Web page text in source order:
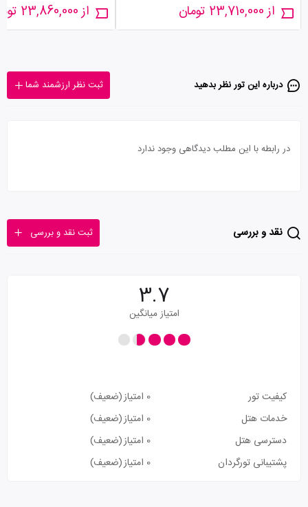
از 23,710,000 تومان از 23,860,000 تومان
درباره این تور‌ نظر بدهید ثبت نظر ارزشمند شما
در رابطه با این مطلب دیدگاهی وجود ندارد
نقد و بررسی ثبت نقد و بررسی
3.7
امتیاز میانگین
کیفیت تور 0 امتیاز
(ضعیف)
خدمات هتل
0 امتیاز
(ضعیف)
دسترسی هتل
0 امتیاز
(ضعیف)
پشتیبانی تورگردان
0 امتیاز (ضعیف)